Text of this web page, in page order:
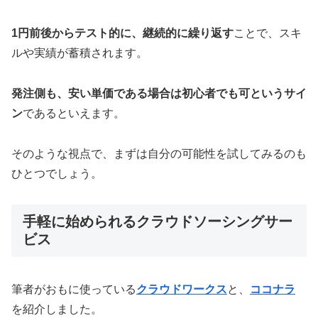
1円前後からテスト的に、継続的に繰り返すことで、スキ
ルや実績が蓄積されます。
発注側も、安い単価である場合は初心者でも可というサイ
ンであるといえます。
そのような視点で、まずは自分の可能性を試してみるのも
ひとつでしょう。
手軽に始められるクラウドソーシングサー
ビス
筆者がおもに使っているクラウドワークスと、
ココナラ
を紹介しました。